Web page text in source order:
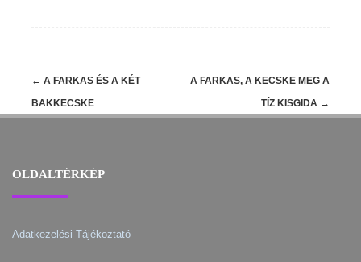
Post
navigation
← A FARKAS ÉS A KÉT
BAKKECSKE
A FARKAS, A KECSKE MEG A
TÍZ KISGIDA →
OLDALTÉRKÉP
Adatkezelési Tájékoztató